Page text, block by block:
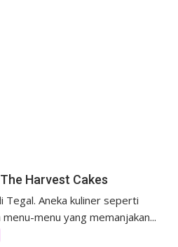
Harvest Cakes
Tegal. Aneka kuliner seperti
menu yang memanjakan...